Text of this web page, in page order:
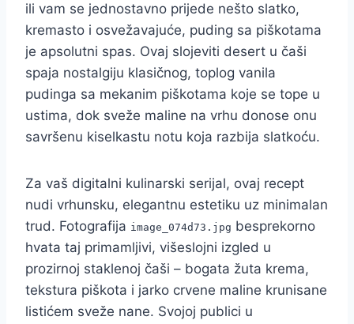
ili vam se jednostavno prijede nešto slatko,
kremasto i osvežavajuće, puding sa piškotama
je apsolutni spas. Ovaj slojeviti desert u čaši
spaja nostalgiju klasičnog, toplog vanila
pudinga sa mekanim piškotama koje se tope u
ustima, dok sveže maline na vrhu donose onu
savršenu kiselkastu notu koja razbija slatkoću.
Za vaš digitalni kulinarski serijal, ovaj recept
nudi vrhunsku, elegantnu estetiku uz minimalan
trud. Fotografija image_074d73.jpg besprekorno
hvata taj primamljivi, višeslojni izgled u
prozirnoj staklenoj čaši – bogata žuta krema,
tekstura piškota i jarko crvene maline krunisane
listićem sveže nane. Svojoj publici u